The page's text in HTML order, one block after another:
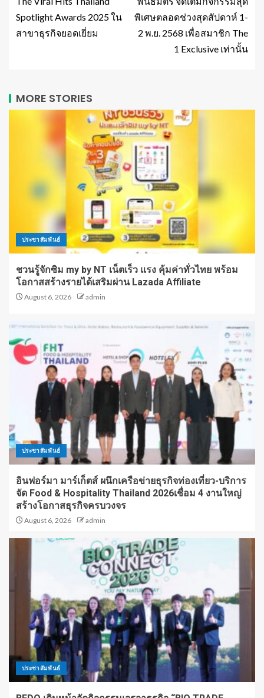
Spotlight Awards 2025 ใน
สาขาธุรกิจยอดเยี่ยม
พิเศษตลอดช่วงสุดสัปดาห์ 1-
2 พ.ย. 2568 เพื่อสมาชิก The
1 Exclusive เท่านั้น
MORE STORIES
ประชาสัมพันธ์
ชวนรู้จักซิม my by NT เน็ตเร็ว แรง คุ้มค่าทั่วไทย พร้อม
โอกาสสร้างรายได้เสริมผ่าน Lazada Affiliate
August 6, 2026 admin
ประชาสัมพันธ์
อินฟอร์มา มาร์เก็ตส์ ผนึกเครือข่ายธุรกิจท่องเที่ยว-บริการ
จัด Food & Hospitality Thailand 2026เชื่อม 4 งานใหญ่
สร้างโอกาสธุรกิจครบวงจร
August 6, 2026 admin
ประชาสัมพันธ์